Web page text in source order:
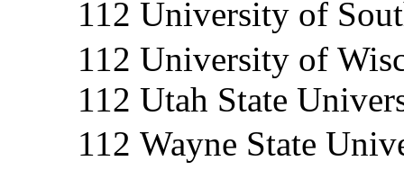
112 University of
112 University of
112 Utah State
112 Wayne State